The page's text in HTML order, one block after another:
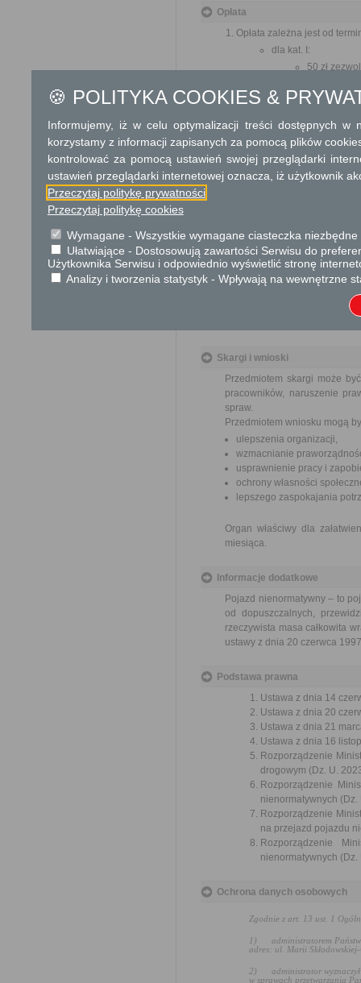
Opłata
Opłata zależna jest od
dla kat. I:
50 zł
200 zł
100 zł
dla kat. III:
200 zł
400 zł
jego odpisu, wypisu lub
Tryb odwoławczy
Odwołanie wnosi się do
pośrednictwem organu, który
Skargi i wnioski
Przedmiotem skargi może
pracowników, naruszenie
spraw.
Przedmiotem wniosku mogą
ulepszenia organizacji,
wzmacnianie
usprawnienie pracy i
ochrony własności
lepszego zaspokajania
Organ właściwy dla
miesiąca.
Informacje dodatkowe
Pojazd nienormatywny – to
od dopuszczalnych,
rzeczywista masa całkowita
ustawy z dnia 20 czerwca
Podstawa prawna
Ustawa z dnia 14
Ustawa z dnia 20
Ustawa z dnia 21
Ustawa z dnia 16
Rozporządzenie
drogowym (Dz. U.
Rozporządzenie
nienormatywnych (Dz.
Rozporządzenie
na przejazd pojazdu
Rozporządzenie
nienormatywnych
Ochrona danych osobowych
Zgodnie z art. 13 ust. 1
1) administratorem
adres: ul. Marii
2) administrator
w sprawach przetwarzania
🍪 POLITYKA COOKIES &
Informujemy, iż w celu optymalizacji treści dostępnych w
korzystamy z informacji zapisanych za pomocą plików
kontrolować za pomocą ustawień swojej przeglądarki
ustawień przeglądarki internetowej oznacza, iż użytkownik
Przeczytaj politykę prywatności
Przeczytaj politykę cookies
Wymagane - Wszystkie wymagane ciasteczka
Ułatwiające - Dostosowują zawartości Serwisu do
Użytkownika Serwisu i odpowiednio wyświetlić stronę
Analizy i tworzenia statystyk - Wpływają na wewnętrzne